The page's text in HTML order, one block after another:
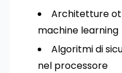
Architetture
machine learning
Algoritmi di
nel processore